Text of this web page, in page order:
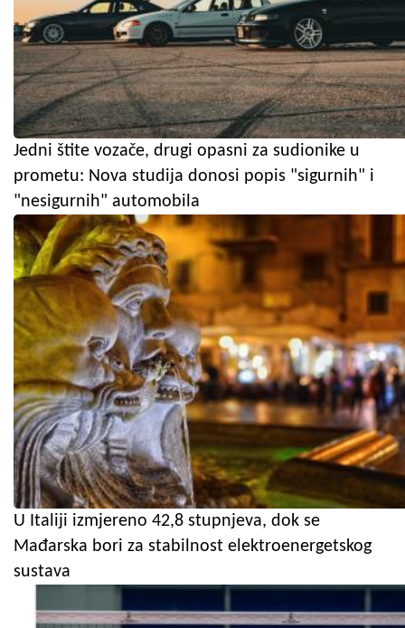
Jedni štite vozače, drugi opasni za sudionike u
prometu: Nova studija donosi popis "sigurnih" i
"nesigurnih" automobila
U Italiji izmjereno 42,8 stupnjeva, dok se
Mađarska bori za stabilnost elektroenergetskog
sustava